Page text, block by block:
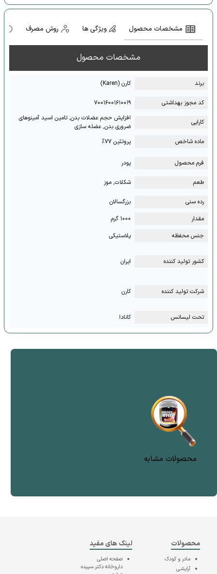
مشخصات محصول ویژگی ها روش مصرف
مشخصات محصول
برند کارن (Karen)
کد مجوز بهداشتی ۷۰۰۱۶۰۰۱۶۱۰۰۱۹
کارایی
افزایش حجم عضلات بدن, تامین اسید آمینوهای
ضروری بدن, عضله سازی
ماده شاخص
پروتئین ۷۷%
فرم محصول پودر
طعم شکلات, موز
رده سنی
بزرگسالان
مقدار
۱۰۰۰ گرم
جنس محفظه
پلاستیکی
کشور تولید کننده ایران
شرکت تولید کننده کارن
تحت لیسانس کانادا
محصولات مشابه
محصولات
مادر و کودک
آرایشی
لینک های مفید
صفحه اصلی
داروخانه دکتر سپیده